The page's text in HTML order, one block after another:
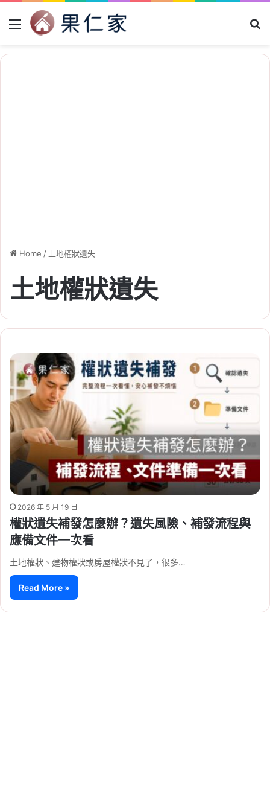
Menu
Home / 土地權狀遺失
土地權狀遺失
2026 年 5 月 19 日
權狀遺失補發怎麼辦？遺失風險、補發流程與
應備文件一次看
土地權狀、建物權狀或房屋權狀不見了，很多…
Read More »